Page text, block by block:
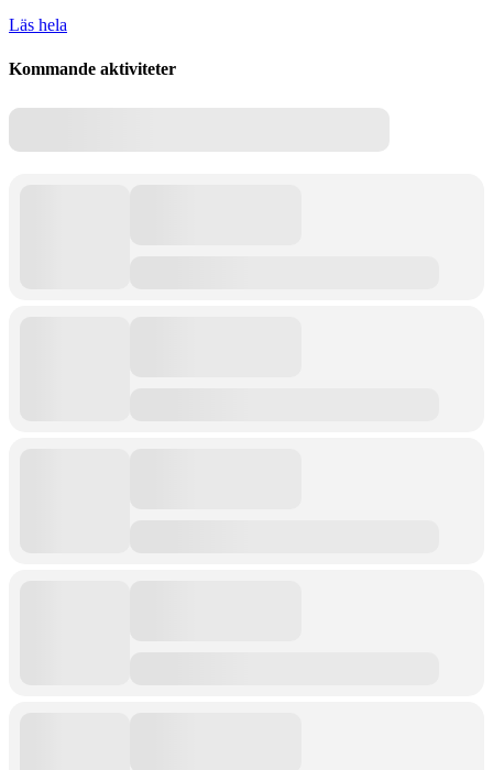
Läs hela
Kommande aktiviteter